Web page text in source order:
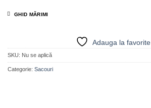
GHID MĂRIMI
Adauga la favorite
SKU: Nu se aplică
Categorie: Sacouri